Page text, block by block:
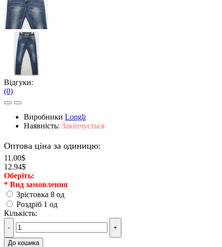
Відгуки:
(0)
Виробники Longli
Наявність: Закінчується
Оптова ціна за одиницю:
11.00$
12.94$
Оберiть:
* Вид замовлення
Зрістовка 8 од
Роздріб 1 од
Кількість:
- +
До кошика